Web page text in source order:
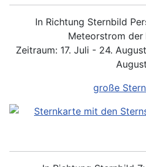
In Richtung Sternbild
Meteorstrom der
Zeitraum: 17. Juli - 24.
August
große